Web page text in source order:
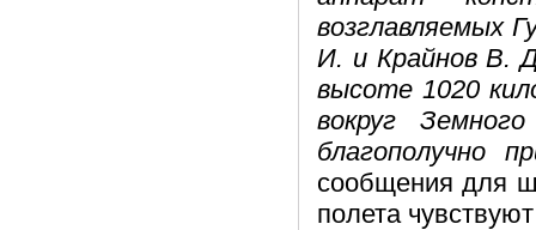
возглавляемых
И. и Крайнов В.
высоте 1020
вокруг
благополучно
сообщения для
полета